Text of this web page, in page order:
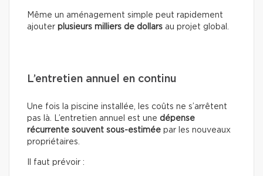
Même un aménagement simple peut rapidement
ajouter plusieurs milliers de dollars au projet global.
L’entretien annuel en continu
Une fois la piscine installée, les coûts ne s’arrêtent
pas là. L’entretien annuel est une dépense
récurrente souvent sous-estimée par les nouveaux
propriétaires.
Il faut prévoir :